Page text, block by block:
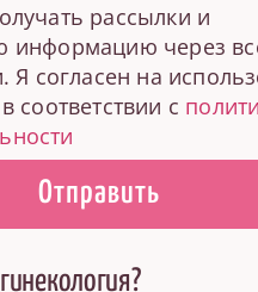
рассылки и
информацию через
Я согласен на
соответствии с
Отправить